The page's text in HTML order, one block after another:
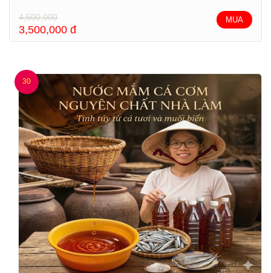
4,500,000
3,500,000 đ
MUA
30